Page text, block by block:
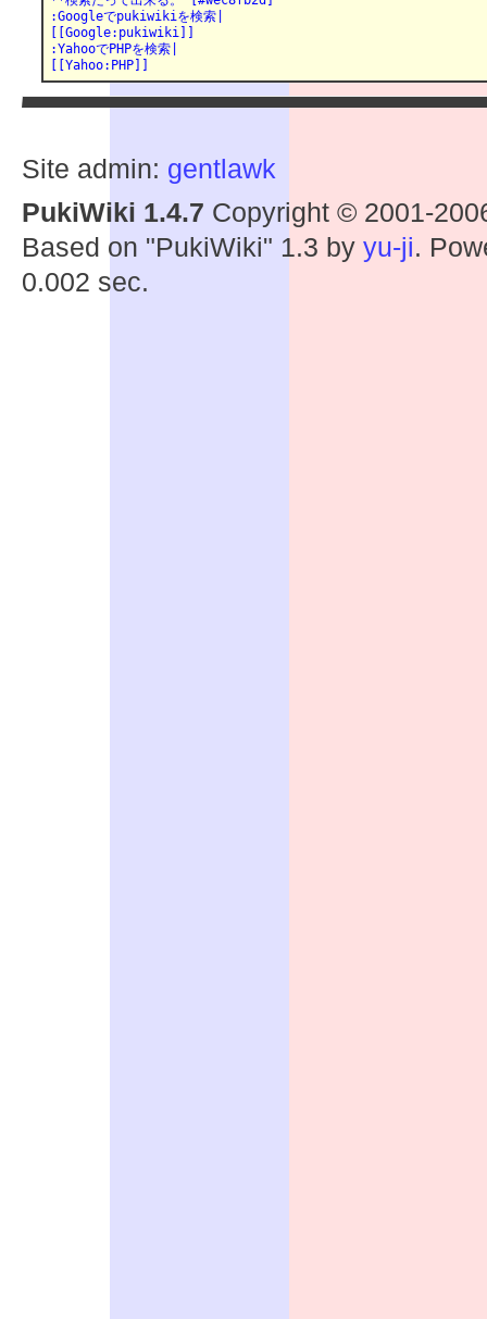
:Googleでpukiwikiを検索|
[[Google:pukiwiki]]
:YahooでPHPを検索|
[[Yahoo:PHP]]
Site admin: gentlawk
PukiWiki 1.4.7 Copyright © 2001-
Based on "PukiWiki" 1.3 by yu-ji.
0.002 sec.